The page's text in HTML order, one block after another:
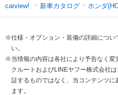
carview! 新車カタログ ホンダ
※仕様・オプション・装備の詳細につい
い。
※当情報の内容は各社により予告なく変
クルートおよびLINEヤフー株式会社
証するものではなく、当コンテンツ
ます。